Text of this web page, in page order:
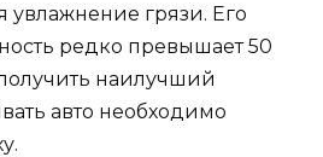
увлажнение грязи. Его
редко превышает 50
наилучший
авто необходимо